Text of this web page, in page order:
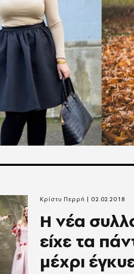
H νέα
είχε τα
μέχρι
Κρίστυ Περρή 02.02.2018